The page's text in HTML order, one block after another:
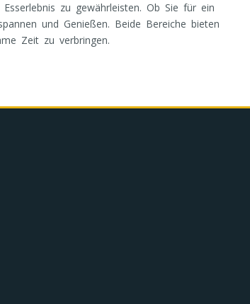
zu gewährleisten. Ob Sie für ein
und Genießen. Beide Bereiche bieten
Zeit zu verbringen.